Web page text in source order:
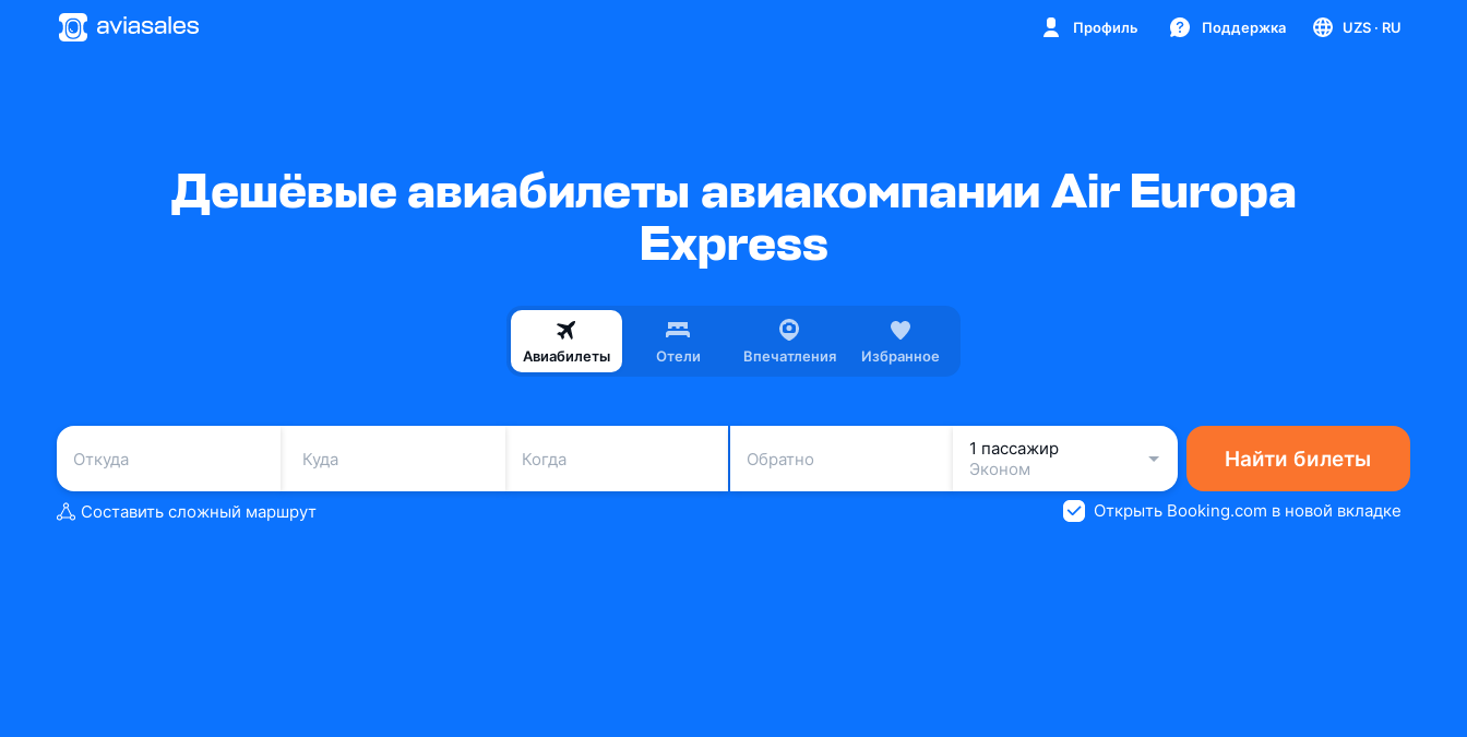
Профиль Поддержка UZS · RU
Дешёвые авиабилеты авиакомпании Air Europa
Express
Авиабилеты Отели Впечатления Избранное
Когда Обратно
1 пассажир
Эконом
Найти билеты
Составить сложный маршрут Открыть Booking.com в новой вкладке